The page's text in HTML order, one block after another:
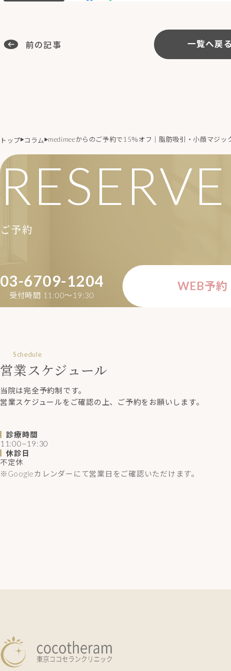
前の記事 一覧へ戻る
トップ コラム medimeeからのご予約で15％オフ｜脂肪吸引・小顔マジッ
RESERVE
ご予約
03-6709-1204
受付時間 11:00〜19:30
WEB予約
Schedule
営業スケジュール
当院は完全予約制です。
営業スケジュールをご確認の上、ご予約をお願いします。
診療時間
11:00~19:30
休診日
不定休
※Googleカレンダーにて営業日をご確認いただけます。